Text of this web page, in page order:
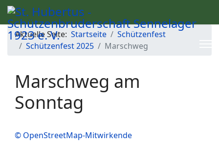
Aktuelle Seite: Startseite
Schützenfest
Schützenfest 2025
Marschweg
Marschweg am
Sonntag
© OpenStreetMap-Mitwirkende